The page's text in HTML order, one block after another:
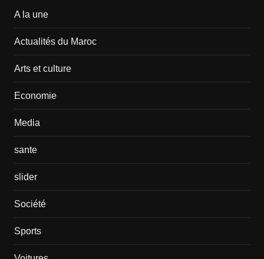
A la une
Actualités du Maroc
Arts et culture
Economie
Media
sante
slider
Société
Sports